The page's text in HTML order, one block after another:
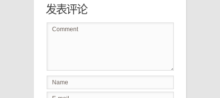
发表评论